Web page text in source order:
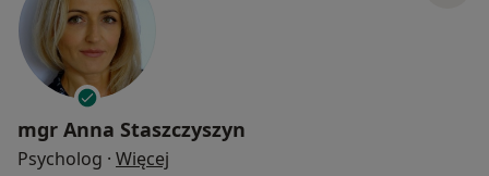
mgr Anna Staszczyszyn
Psycholog · Więcej